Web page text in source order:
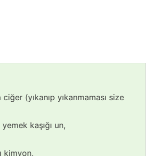
(yıkanıp yıkanmaması size
kaşığı un,
kimyon,